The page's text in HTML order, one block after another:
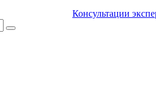
Консультации